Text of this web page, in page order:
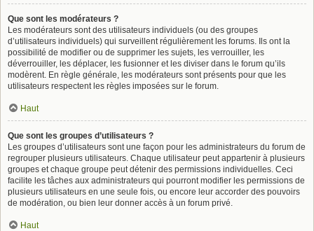
Que sont les modérateurs ?
Les modérateurs sont des utilisateurs individuels (ou des groupes
d’utilisateurs individuels) qui surveillent régulièrement les forums. Ils ont la
possibilité de modifier ou de supprimer les sujets, les verrouiller, les
déverrouiller, les déplacer, les fusionner et les diviser dans le forum qu’ils
modèrent. En règle générale, les modérateurs sont présents pour que les
utilisateurs respectent les règles imposées sur le forum.
Haut
Que sont les groupes d’utilisateurs ?
Les groupes d’utilisateurs sont une façon pour les administrateurs du forum de
regrouper plusieurs utilisateurs. Chaque utilisateur peut appartenir à plusieurs
groupes et chaque groupe peut détenir des permissions individuelles. Ceci
facilite les tâches aux administrateurs qui pourront modifier les permissions de
plusieurs utilisateurs en une seule fois, ou encore leur accorder des pouvoirs
de modération, ou bien leur donner accès à un forum privé.
Haut